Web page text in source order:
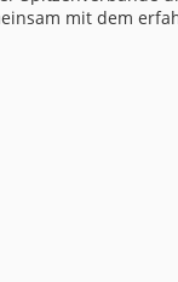
mit dem